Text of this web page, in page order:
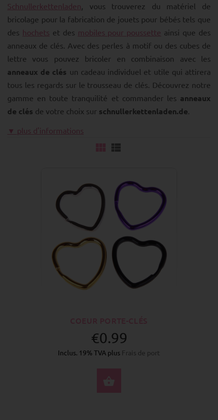
Schnullerkettenladen , vous trouverez du matériel de
bricolage pour la fabrication de jouets pour bébés tels que
des hochets et des mobiles pour poussette ainsi que des
anneaux de clés. Avec des perles à motif ou des cubes de
lettre vous pouvez bricoler en combinaison avec les
anneaux de clés un cadeau individuel et utile qui attirera
tous les regards sur le trousseau de clés. Découvrez notre
gamme en toute tranquilité et commander les anneaux
de clés de votre choix sur schnullerkettenladen.de
▼ plus d'informations
€0.99
Inclus. 19% TVA plus Frais de port